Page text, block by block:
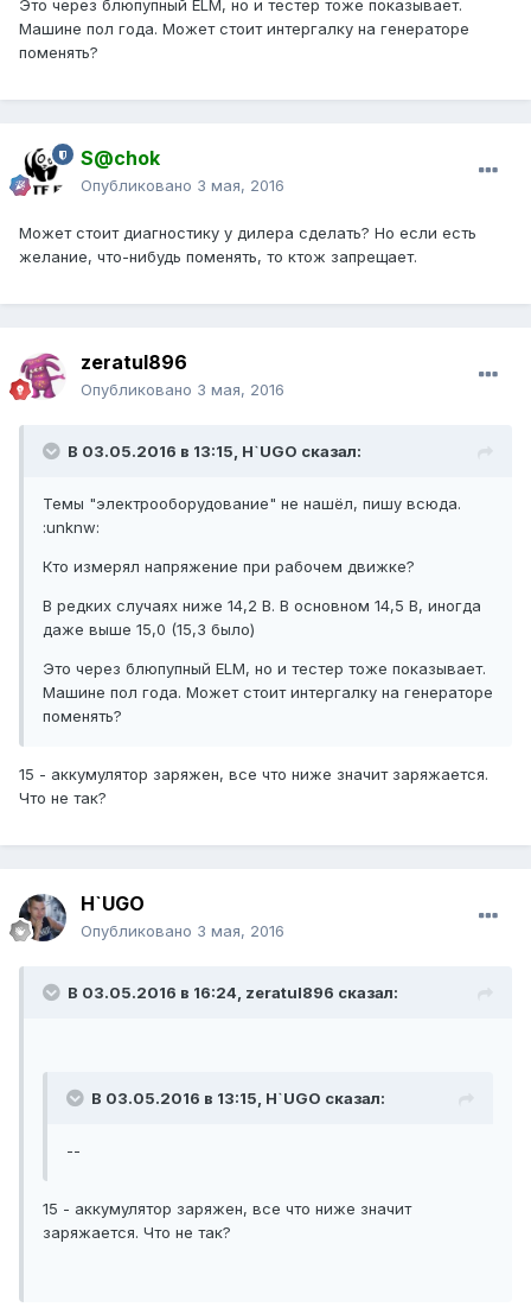
Это через блюпупный ELM, но и тестер тоже показывает.
Машине пол года. Может стоит интергалку на генераторе
поменять?
S@chok
Опубликовано 3 мая, 2016
Может стоит диагностику у дилера сделать? Но если есть
желание, что-нибудь поменять, то ктож запрещает.
zeratul896
Опубликовано 3 мая, 2016
В 03.05.2016 в 13:15, H`UGO сказал:
Темы "электрооборудование" не нашёл, пишу всюда.
:unknw:
Кто измерял напряжение при рабочем движке?
В редких случаях ниже 14,2 В. В основном 14,5 В, иногда
даже выше 15,0 (15,3 было)
Это через блюпупный ELM, но и тестер тоже показывает.
Машине пол года. Может стоит интергалку на генераторе
поменять?
15 - аккумулятор заряжен, все что ниже значит заряжается.
Что не так?
H`UGO
Опубликовано 3 мая, 2016
В 03.05.2016 в 16:24, zeratul896 сказал:
В 03.05.2016 в 13:15, H`UGO сказал:
--
15 - аккумулятор заряжен, все что ниже значит
заряжается. Что не так?